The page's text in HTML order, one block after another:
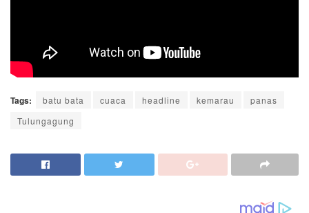
Tags: batu bata cuaca headline kemarau
panas
Tulungagung